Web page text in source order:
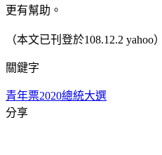
更有幫助。
（本文已刊登於108.12.2 yahoo）
關鍵字
青年票2020總統大選
分享